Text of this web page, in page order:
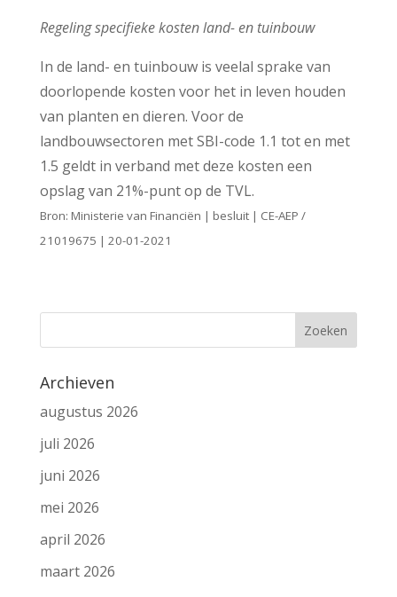
Regeling specifieke kosten land- en tuinbouw
In de land- en tuinbouw is veelal sprake van
doorlopende kosten voor het in leven houden
van planten en dieren. Voor de
landbouwsectoren met SBI-code 1.1 tot en met
1.5 geldt in verband met deze kosten een
opslag van 21%-punt op de TVL.
Bron: Ministerie van Financiën | besluit | CE-AEP /
21019675 | 20-01-2021
Archieven
augustus 2026
juli 2026
juni 2026
mei 2026
april 2026
maart 2026